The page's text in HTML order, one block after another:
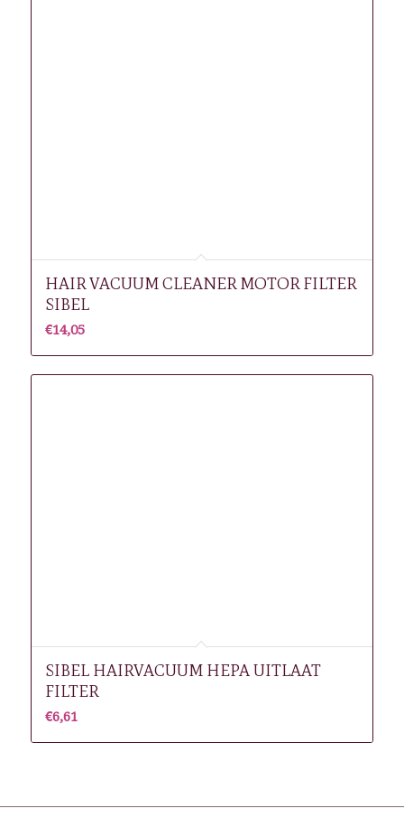
HAIR VACUUM CLEANER MOTOR FILTER
SIBEL
€14,05
SIBEL HAIRVACUUM HEPA UITLAAT
FILTER
€6,61